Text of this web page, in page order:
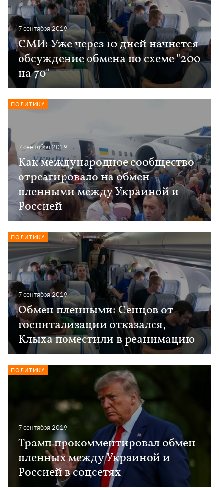
7 сентября 2019
СМИ: Уже через 10 дней начнется
обсуждение обмена по схеме "200
на 70"
7 сентября 2019
Как международное сообщество
отреагировало на обмен
пленными между Украиной и
Россией
ПОЛИТИКА
7 сентября 2019
Обмен пленными: Сенцов от
госпитализации отказался,
Клыха поместили в реанимацию
ПОЛИТИКА
7 сентября 2019
Трамп прокомментировал обмен
пленных между Украиной и
Россией в соцсетях
ПОЛИТИКА